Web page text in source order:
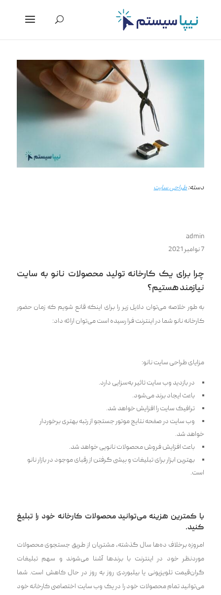
دسته:طراحی سایت
admin
7 نوامبر 2021
چرا برای یک کارخانه تولید محصولات نانو به سایت
نیازمند هستیم؟
به طور خلاصه می‌توان دلایل زیر را برای اینکه قانع شویم که زمان حضور
کارخانه نانو شما در اینترنت فرا رسیده است می‌توان ارائه داد:
مزایای طراحی سایت نانو:
در بازدید وب سایت تاثیر به‌سزایی دارد.
باعث ایجاد برند می‌شود.
ترافیک سایت را افزایش خواهد شد.
وب سایت در صفحه نتایج موتور جستجو از رتبه بهتری برخوردار
خواهد شد.
باعث افزایش فروش محصولات نانویی خواهد شد.
بهترین ابزار برای تبلیغات و پیشی گرفتن از رقبای موجود در بازار نانو
است.
با کمترین هزینه می‌توانید محصولات کارخانه خود را تبلیغ
کنید.
امروزه برخلاف ده‌ها سال گذشته، مشتریان از طریق جستجوی محصولات
موردنظر خود در اینترنت با برندها آشنا می‌شوند و سهم تبلیغات
گران‌قیمت تلویزیونی یا بیلبوردی روز به روز در حال کاهش است. شما
می‌توانید تمام محصولات خود را در یک وب سایت اختصاصی کارخانه خود